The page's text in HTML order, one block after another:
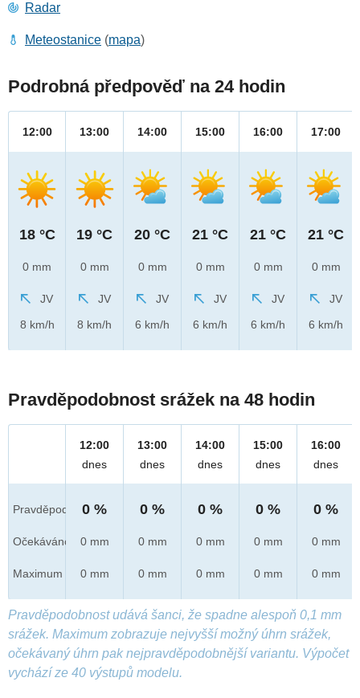
Radar
Meteostanice (mapa)
Podrobná předpověď na 24 hodin
12:00
18 °C
0 mm
JV
8 km/h
13:00
19 °C
0 mm
JV
8 km/h
14:00
20 °C
0 mm
JV
6 km/h
15:00
21 °C
0 mm
JV
6 km/h
16:00
21 °C
0 mm
JV
6 km/h
17:00
21 °C
0 mm
JV
6 km/h
Pravděpodobnost srážek na 48 hodin
Pravděpod.
Očekáváno
Maximum
12:00
dnes
0 %
0 mm
0 mm
13:00
dnes
0 %
0 mm
0 mm
14:00
dnes
0 %
0 mm
0 mm
15:00
dnes
0 %
0 mm
0 mm
16:00
dnes
0 %
0 mm
0 mm
Pravděpodobnost udává šanci, že spadne alespoň 0,1 mm
srážek. Maximum zobrazuje nejvyšší možný úhrn srážek,
očekávaný úhrn pak nejpravděpodobnější variantu. Výpočet
vychází ze 40 výstupů modelu.